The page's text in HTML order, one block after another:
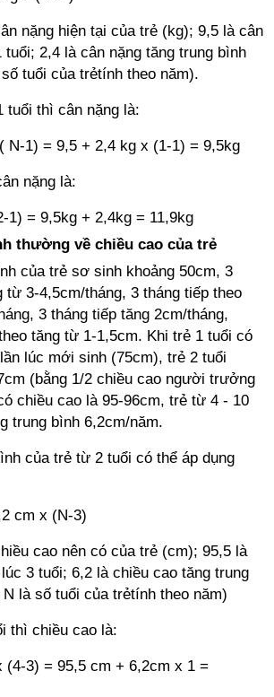
nặng hiện tại của trẻ (kg); 9,5 là cân
tuổi; 2,4 là cân nặng tăng trung bình
tuổi của trẻtính theo năm).
tuổi thì cân nặng là:
N-1) = 9,5 + 2,4 kg x (1-1) = 9,5kg
nặng là:
1) = 9,5kg + 2,4kg = 11,9kg
thường về chiều cao của trẻ
của trẻ sơ sinh khoảng 50cm, 3
từ 3-4,5cm/tháng, 3 tháng tiếp theo
3 tháng tiếp tăng 2cm/tháng,
tăng từ 1-1,5cm. Khi trẻ 1 tuổi có
lúc mới sinh (75cm), trẻ 2 tuổi
(bằng 1/2 chiều cao người trưởng
chiều cao là 95-96cm, trẻ từ 4 - 10
trung bình 6,2cm/năm.
của trẻ từ 2 tuổi có thể áp dụng
cm x (N-3)
cao nên có của trẻ (cm); 95,5 là
3 tuổi; 6,2 là chiều cao tăng trung
là số tuổi của trẻtính theo năm)
thì chiều cao là:
(4-3) = 95,5 cm + 6,2cm x 1 =